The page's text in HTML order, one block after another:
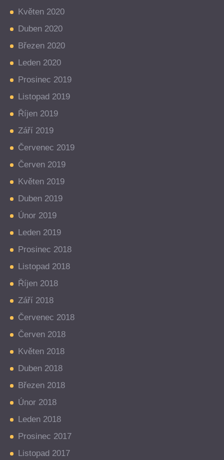
Květen 2020
Duben 2020
Březen 2020
Leden 2020
Prosinec 2019
Listopad 2019
Říjen 2019
Září 2019
Červenec 2019
Červen 2019
Květen 2019
Duben 2019
Únor 2019
Leden 2019
Prosinec 2018
Listopad 2018
Říjen 2018
Září 2018
Červenec 2018
Červen 2018
Květen 2018
Duben 2018
Březen 2018
Únor 2018
Leden 2018
Prosinec 2017
Listopad 2017